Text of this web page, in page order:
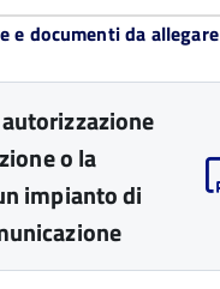
e documenti da allegare
o la
impianto di